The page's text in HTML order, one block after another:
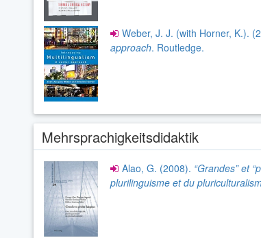
Weber, J. J. (with Horner, K.).
approach. Routledge.
Mehrsprachigkeitsdidaktik
Alao, G. (2008). “Grandes” et
plurilinguisme et du